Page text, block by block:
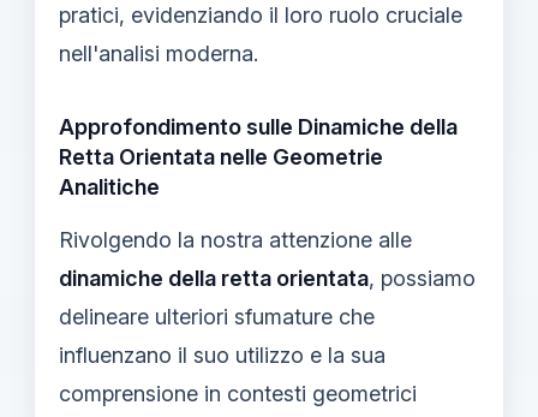
pratici, evidenziando il loro ruolo cruciale
nell'analisi moderna.
Approfondimento sulle Dinamiche della
Retta Orientata nelle Geometrie
Analitiche
Rivolgendo la nostra attenzione alle
dinamiche della retta orientata, possiamo
delineare ulteriori sfumature che
influenzano il suo utilizzo e la sua
comprensione in contesti geometrici